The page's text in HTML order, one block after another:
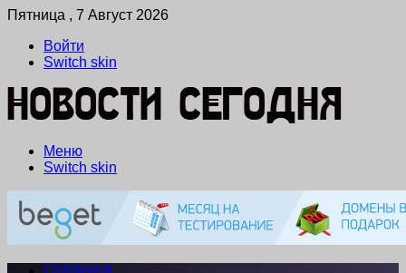
Пятница , 7 Август 2026
Войти
Switch skin
Меню
Switch skin